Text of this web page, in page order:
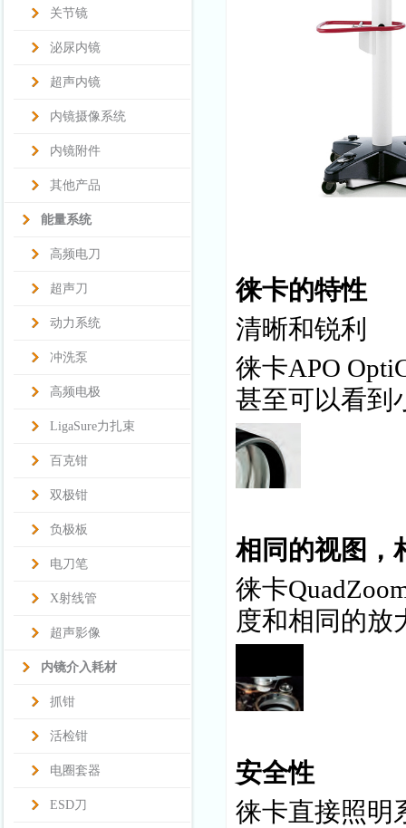
关节镜
泌尿内镜
超声内镜
内镜摄像系统
内镜附件
其他产品
能量系统
高频电刀
超声刀
动力系统
冲洗泵
高频电极
LigaSure力扎束
百克钳
双极钳
负极板
电刀笔
X射线管
超声影像
内镜介入耗材
抓钳
活检钳
电圈套器
ESD刀
徕卡的特性
清晰和锐利
徕卡APO
甚至可以看到
相同的视图，
徕卡
度和相同的放
安全性
徕卡直接照明